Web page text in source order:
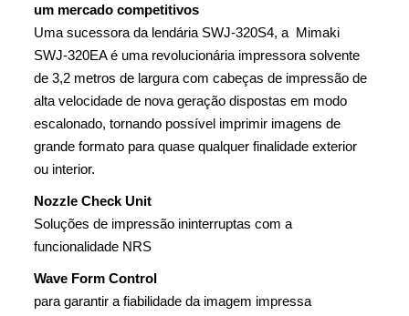
um mercado competitivos
Uma sucessora da lendária SWJ-320S4, a Mimaki
SWJ-320EA é uma revolucionária impressora solvente
de 3,2 metros de largura com cabeças de impressão de
alta velocidade de nova geração dispostas em modo
escalonado, tornando possível imprimir imagens de
grande formato para quase qualquer finalidade exterior
ou interior.
Nozzle Check Unit
Soluções de impressão ininterruptas com a
funcionalidade NRS
Wave Form Control
para garantir a fiabilidade da imagem impressa